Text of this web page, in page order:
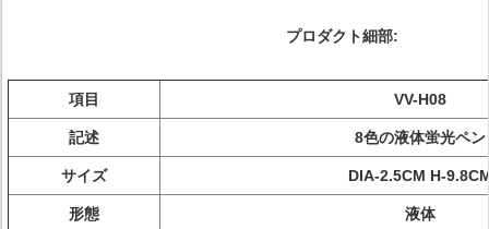
プロダクト細部:
項目 VV-H08
記述 8色の液体蛍光ペン
サイズ DIA-2.5CM H-
形態 液体